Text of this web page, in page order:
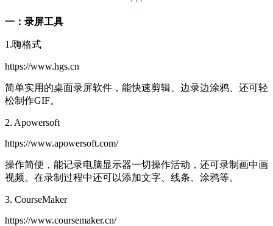
一：录屏工具
1.嗨格式
https://www.hgs.cn
简单实用的桌面录屏软件，能快速剪辑、边录边涂鸦、还可轻
松制作GIF。
2. Apowersoft
https://www.apowersoft.com/
操作简便，能记录电脑显示器一切操作活动，还可录制画中画
视频。在录制过程中还可以添加文字、线条、涂鸦等。
3. CourseMaker
https://www.coursemaker.cn/